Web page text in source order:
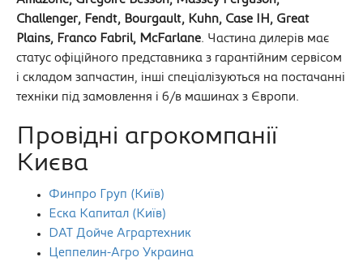
Challenger, Fendt, Bourgault, Kuhn, Case IH, Great
Plains, Franco Fabril, McFarlane. Частина дилерів має
статус офіційного представника з гарантійним сервісом
і складом запчастин, інші спеціалізуються на постачанні
техніки під замовлення і б/в машинах з Європи.
Провідні агрокомпанії
Києва
Финпро Груп (Київ)
Еска Капитал (Київ)
DAT Дойче Аграртехник
Цеппелин-Агро Украина